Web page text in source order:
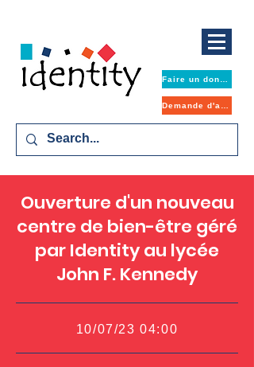
Ouverture d'un nouveau
centre de bien-être géré
par Identity au lycée
John F. Kennedy
10/07/23 04:00